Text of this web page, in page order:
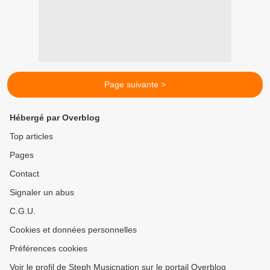
Page suivante >
Hébergé par Overblog
Top articles
Pages
Contact
Signaler un abus
C.G.U.
Cookies et données personnelles
Préférences cookies
Voir le profil de Steph Musicnation sur le portail Overblog